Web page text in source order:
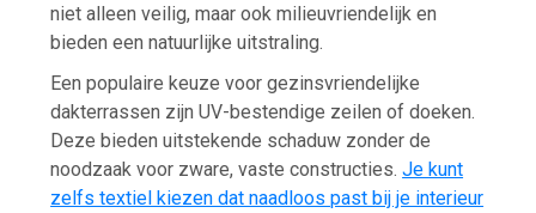
niet alleen veilig, maar ook milieuvriendelijk en
bieden een natuurlijke uitstraling.
Een populaire keuze voor gezinsvriendelijke
dakterrassen zijn UV-bestendige zeilen of doeken.
Deze bieden uitstekende schaduw zonder de
noodzaak voor zware, vaste constructies.Je kunt
zelfs textiel kiezen dat naadloos past bij je interieur